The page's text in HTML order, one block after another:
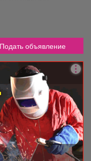
Подать объявление